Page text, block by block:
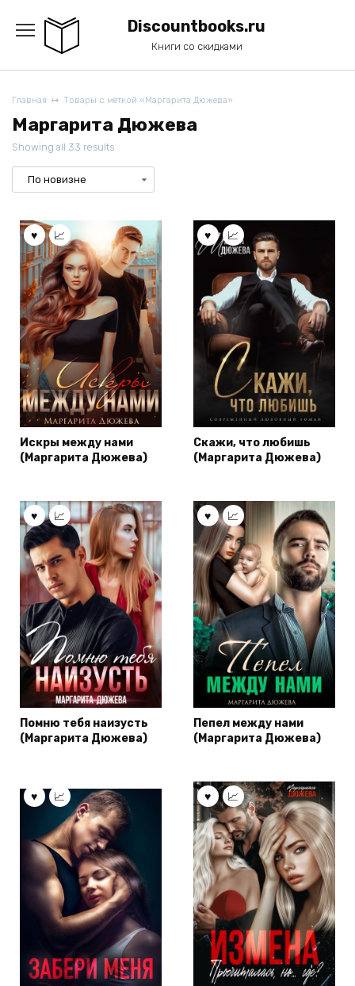
содержанию
Discountbooks.ru
Книги со скидками
Главная Товары с меткой «Маргарита Дюжева»
Маргарита Дюжева
Showing all 33 results
Искры между нами
(Маргарита Дюжева)
Скажи, что любишь
(Маргарита Дюжева)
Помню тебя наизусть
(Маргарита Дюжева)
Пепел между нами
(Маргарита Дюжева)